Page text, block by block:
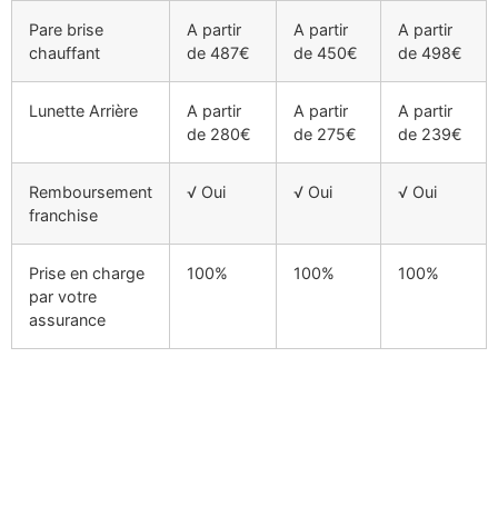
Pare brise
chauffant
A partir
de 487€
A partir
de 450€
A partir
de 498€
Lunette Arrière
A partir
de 280€
A partir
de 275€
A partir
de 239€
Remboursement
franchise
√ Oui √ Oui √ Oui
Prise en charge
par votre
assurance
100% 100% 100%